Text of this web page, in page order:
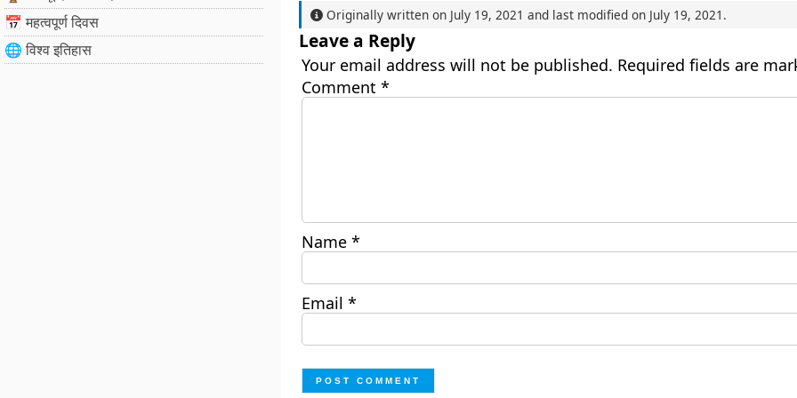
📅 महत्वपूर्ण दिवस
🌐 विश्व इतिहास
Originally written on July 19, 2021 and last modified on July 19, 2021 .
Leave a Reply
Your email address will not be published. Required fields are
Comment *
Name *
Email *